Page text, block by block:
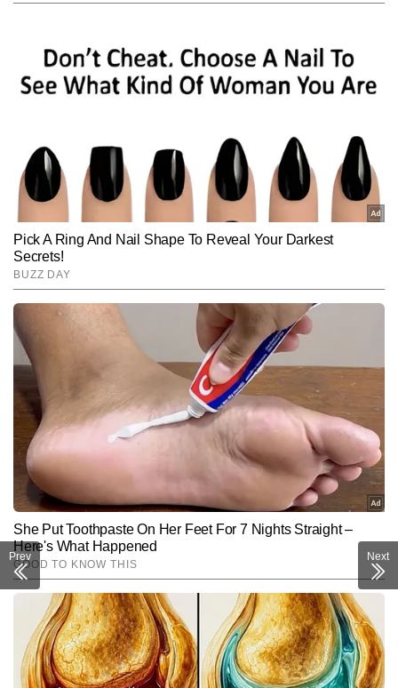
गुलशन कुमार टाइम्स नाउ हिंदी डिजिटल के हेल्थ सेक्शन से जुड़े हैं। फिटनेस और
गुलशन अबतक 2,000 से अधिक आर्टिकल लिख चुके हैं। उनके लेखों में आसान
भाषा में दी गई जानकारी, रिसर्च-बेस्ड टिप्स और रोजमर्रा की सेहत से जुड़े विषयों की
स्पष्ट समझ दिखाई देती है। हेल्थ अवेयरनेस को बढ़ावा देना, फिटनेस को सरल
तरीके से समझाना और बेहतर लाइफस्टाइल के लिए उपयोगी सुझाव देना—गुलशन
Follow Us:
Subscribe to our daily Newsletter!
SUBMIT
Prev Next